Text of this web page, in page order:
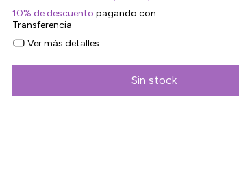
10% de descuento pagando con
Transferencia
Ver más detalles